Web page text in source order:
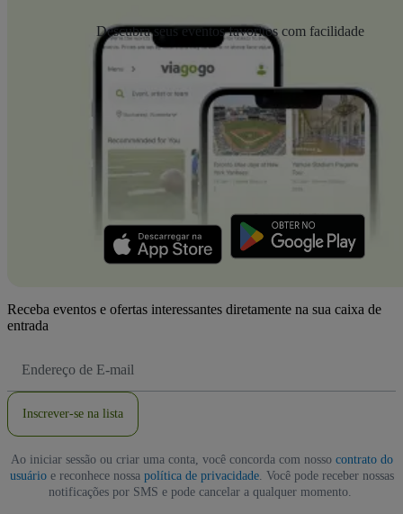
Descubra seus eventos favoritos com facilidade
Receba eventos e ofertas interessantes diretamente na sua caixa de
entrada
de
Inscrever-se na lista
Ao iniciar sessão ou criar uma conta, você concorda com nosso contrato do
usuárioe reconhece nossa política de privacidade. Você pode receber nossas
notificações por SMS e pode cancelar a qualquer momento.